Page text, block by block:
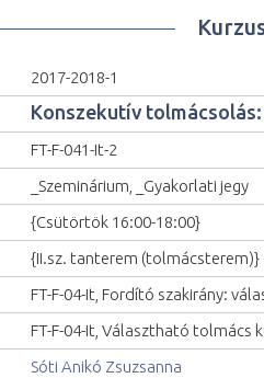
2017-2018-1
Konszekutív
FT-F-041-It-2
_Szeminárium, _Gyakorlati jegy
{Csütörtök 16:00-18:00}
{II.sz. tanterem (tolmácsterem)}
FT-F-04-It, Fordító szakirány:
FT-F-04-It, Választható tolmács
Sóti Anikó Zsuzsanna